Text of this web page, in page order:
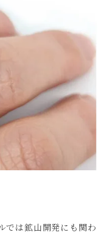
では鉱山開発にも関わ